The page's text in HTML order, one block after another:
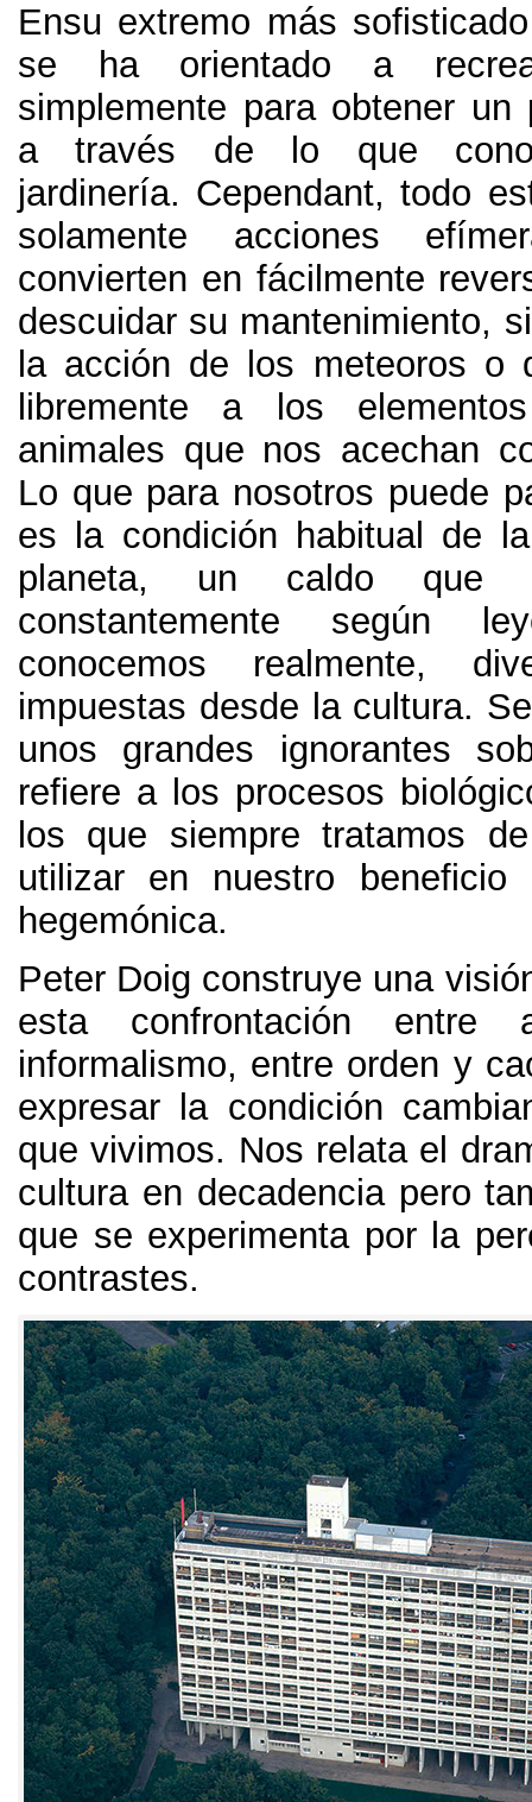
Ensu extremo más
se ha orientado a
simplemente para obtener un
a través de lo que
jardinería. Cependant,todo
solamente acciones
convierten en fácilmente
descuidar su mantenimiento,
la acción de los meteoros o
libremente a los
animales que nos acechan
Lo que para nosotros puede
es la condición habitual de
planeta, un caldo que
constantemente según
conocemos realmente,
impuestas desde la cultura.
unos grandes ignorantes
refiere a los procesos
los que siempre tratamos
utilizar en nuestro beneficio
hegemónica.
Peter Doig construye una
esta confrontación entre
informalismo, entre orden y
expresar la condición
que vivimos. Nos relata el
cultura en decadencia pero
que se experimenta por la
contrastes.